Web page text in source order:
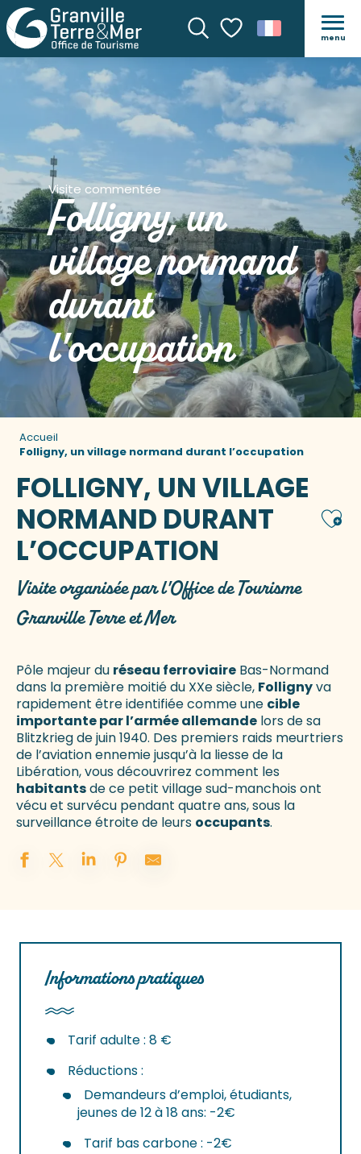
Recherche
Voir les favoris
menu
Visite commentée
Folligny, un
village normand
durant
l'occupation
Accueil
Folligny, un village normand durant l’occupation
FOLLIGNY, UN VILLAGE
NORMAND DURANT
L’OCCUPATION
Visite organisée par l'Office de Tourisme
Granville Terre et Mer
Pôle majeur du réseau ferroviaire Bas-Normand
dans la première moitié du XXe siècle, Follignyva
rapidement être identifiée comme une cible
importante par l’armée allemande lors de sa
Blitzkrieg de juin 1940. Des premiers raids meurtriers
de l’aviation ennemie jusqu’à la liesse de la
Libération, vous découvrirez comment les
habitantsde ce petit village sud-manchois ont
vécu et survécu pendant quatre ans, sous la
surveillance étroite de leurs occupants.
Informations pratiques
Tarif adulte : 8 €
Réductions :
Demandeurs d’emploi, étudiants,
jeunes de 12 à 18 ans: -2€
Tarif bas carbone : -2€